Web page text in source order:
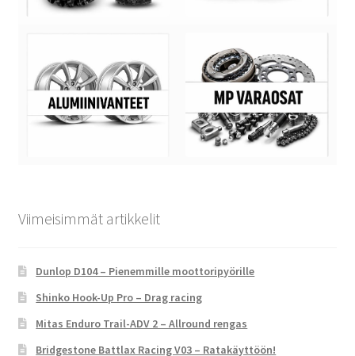
Viimeisimmät artikkelit
Dunlop D104 – Pienemmille moottoripyörille
Shinko Hook-Up Pro – Drag racing
Mitas Enduro Trail-ADV 2 – Allround rengas
Bridgestone Battlax Racing V03 – Ratakäyttöön!